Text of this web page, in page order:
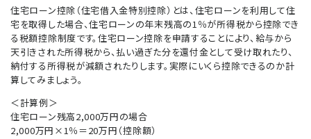
住宅ローン控除（住宅借入金特別控除）とは、住宅ローンを利用して住
宅を取得した場合、住宅ローンの年末残高の1％が所得税から控除でき
る税額控除制度です。住宅ローン控除を申請することにより、給与から
天引きされた所得税から、払い過ぎた分を還付金として受け取れたり、
納付する所得税が減額されたりします。実際にいくら控除できるのか計
算してみましょう。
＜計算例＞
住宅ローン残高2,000万円の場合
2,000万円×1％＝20万円（控除額）